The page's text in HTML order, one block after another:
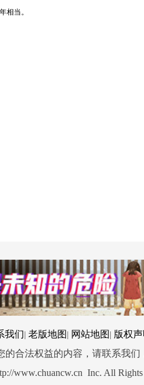
相当。
我们 老版地图 网站地图
版权声
合法权益的内容，请联系我们
www.chuancw.cn Inc. All Rights